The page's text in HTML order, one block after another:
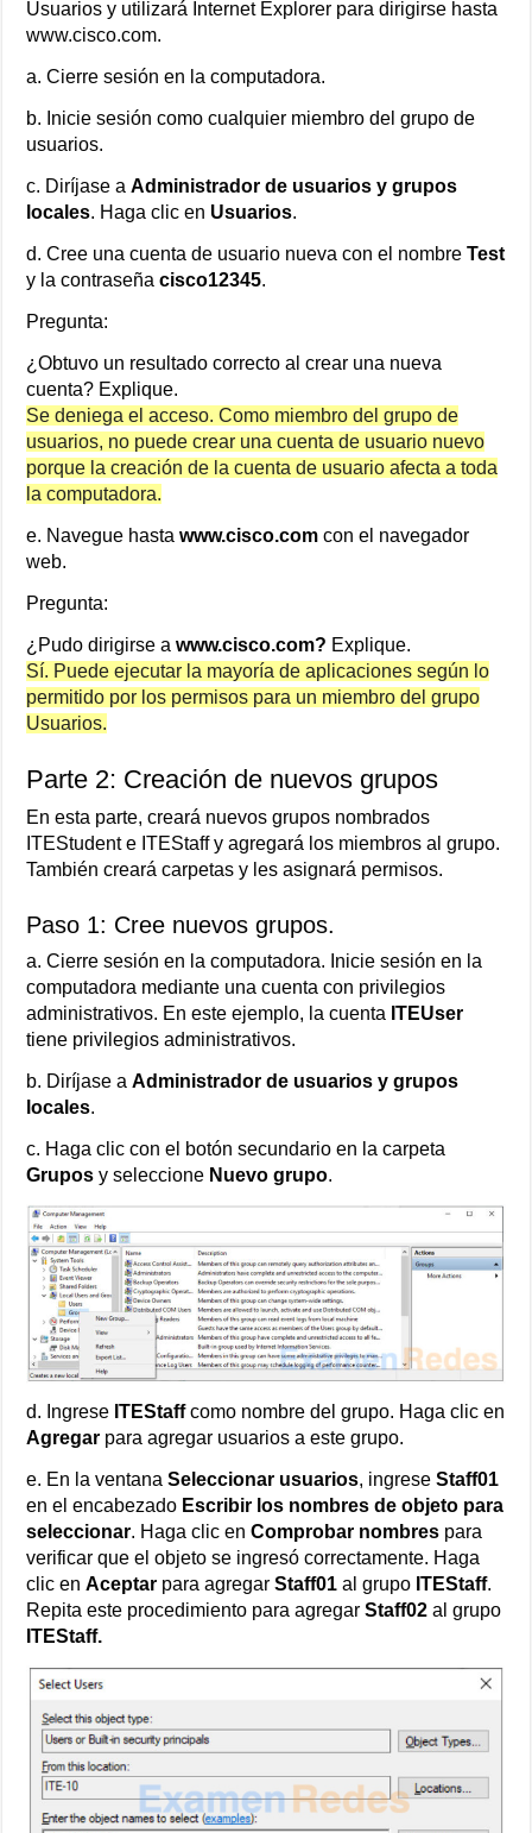
Usuarios y utilizará Internet Explorer para dirigirse hasta
www.cisco.com.
a. Cierre sesión en la computadora.
b. Inicie sesión como cualquier miembro del grupo de
usuarios.
c. Diríjase aAdministrador de usuarios y grupos
locales. Haga clic en Usuarios.
d. Cree una cuenta de usuario nueva con el nombreTest
y la contraseñacisco12345.
Pregunta:
¿Obtuvo un resultado correcto al crear una nueva
cuenta? Explique.
Se deniega el acceso. Como miembro del grupo de
usuarios, no puede crear una cuenta de usuario nuevo
porque la creación de la cuenta de usuario afecta a toda
la computadora.
e. Navegue hastawww.cisco.com con el navegador
web.
Pregunta:
¿Pudo dirigirse awww.cisco.com? Explique.
Sí. Puede ejecutar la mayoría de aplicaciones según lo
permitido por los permisos para un miembro del grupo
Usuarios.
Parte 2: Creación de nuevos grupos
En esta parte, creará nuevos grupos nombrados
ITEStudent e ITEStaff y agregará los miembros al grupo.
También creará carpetas y les asignará permisos.
Paso 1: Cree nuevos grupos.
a. Cierre sesión en la computadora. Inicie sesión en la
computadora mediante una cuenta con privilegios
administrativos. En este ejemplo, la cuenta ITEUser
tiene privilegios administrativos.
b. Diríjase aAdministrador de usuarios y grupos
locales.
c. Haga clic con el botón secundario en la carpeta
Grupos y seleccione Nuevo grupo.
d. Ingrese ITEStaffcomo nombre del grupo. Haga clic en
Agregar para agregar usuarios a este grupo.
e. En la ventanaSeleccionar usuarios, ingreseStaff01
en el encabezado Escribir los nombres de objeto para
seleccionar. Haga clic enComprobar nombres para
verificar que el objeto se ingresó correctamente. Haga
clic enAceptar para agregarStaff01 al grupo ITEStaff.
Repita este procedimiento para agregarStaff02 al grupo
ITEStaff.